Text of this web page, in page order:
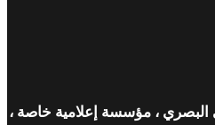
، مؤسسة إعلامية خاصة ،